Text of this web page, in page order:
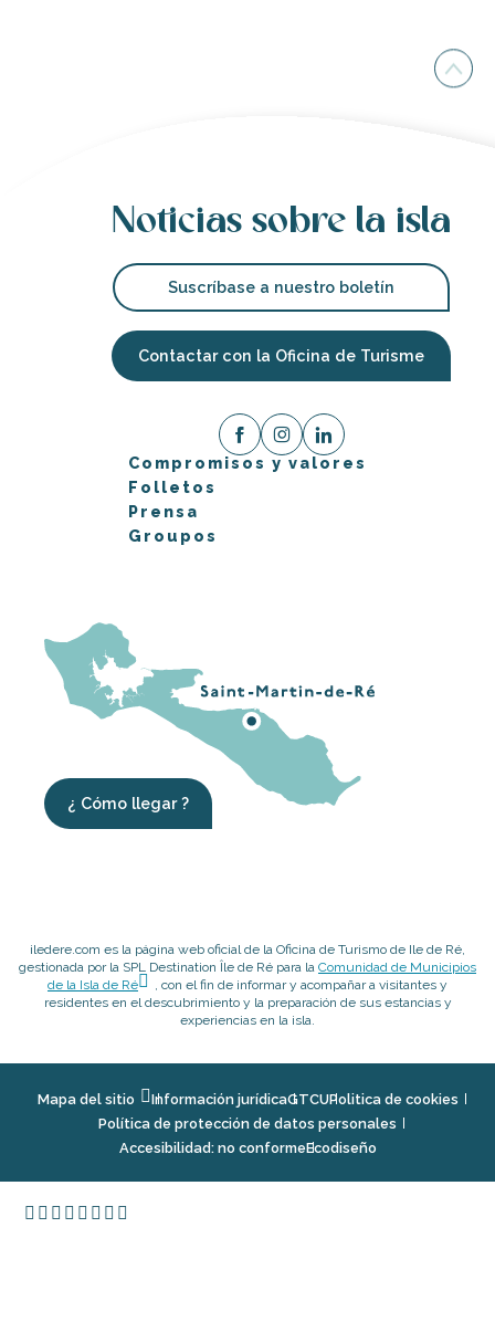
Noticias sobre la isla
Suscríbase a nuestro boletín
Contactar con la Oficina de Turisme
Compromisos y valores
Folletos
Prensa
Groupos
¿ Cómo llegar ?
iledere.com es la página web oficial de la Oficina de Turismo de Ile de Ré,
gestionada por la SPL Destination Île de Ré para la Comunidad de Municipios
de la Isla de Ré
, con el fin de informar y acompañar a visitantes y
residentes en el descubrimiento y la preparación de sus estancias y
experiencias en la isla.
Mapa del sitio Información jurídicaGTCUPolitica de cookies
Política de protección de datos personales
Accesibilidad: no conformeEcodiseño